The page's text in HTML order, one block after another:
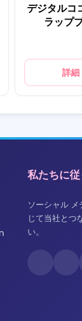
デジタルコ
ラップ
詳細
私たちに
ソーシャル
じて当社とつ
い。